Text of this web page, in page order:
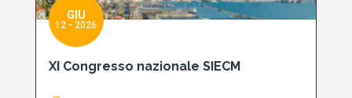
GIU
12 - 2026
XI Congresso nazionale SIECM